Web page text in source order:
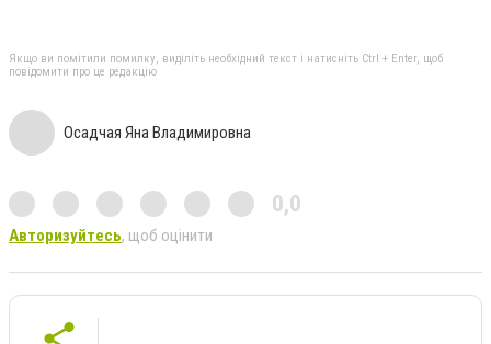
Якщо ви помітили помилку, виділіть необхідний текст і натисніть Ctrl + Enter, щоб
повідомити про це редакцію
Осадчая Яна Владимировна
0,0
Авторизуйтесь, щоб оцінити